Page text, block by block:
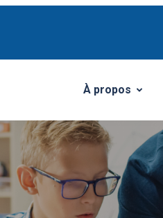
À propos
Ouvrir/Fermer